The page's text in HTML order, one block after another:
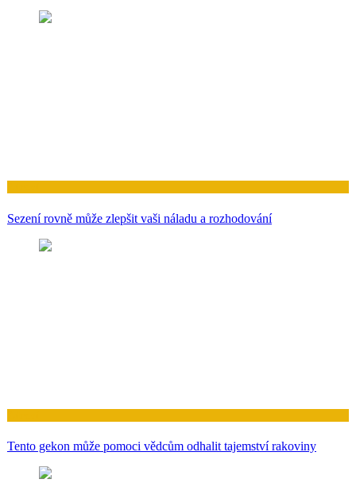
Sezení rovně může zlepšit vaši náladu a rozhodování
Tento gekon může pomoci vědcům odhalit tajemství rakoviny